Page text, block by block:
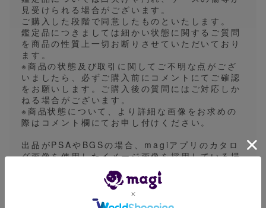
見受けられる場合がございます。
ご購入した段階で同意したものといたします。
鑑定品につきましては細かい状態に関するご質問
を商品の性質上一切お断りさせていただいており
ます。
※商品の状態及び取引に関してご不明な点がござ
いましたら、必ずご購入前にコメントにてご確認
をお願いします。ご購入後の質問にはご対応しか
ねる場合がございます。
※商品状態について、より詳細な画像をお求めの
際はコメント欄にてお申し付けください。
出品がPSAやBGSの場合、magiアプリのカタロ
グ画像を使用したイメージ画像を採用している場
鑑定番号とは異なる出品や1edやアンリミなどの
バージョン違いとなる場合があります。細かなご
指定をいただくことができないため予めご了承く